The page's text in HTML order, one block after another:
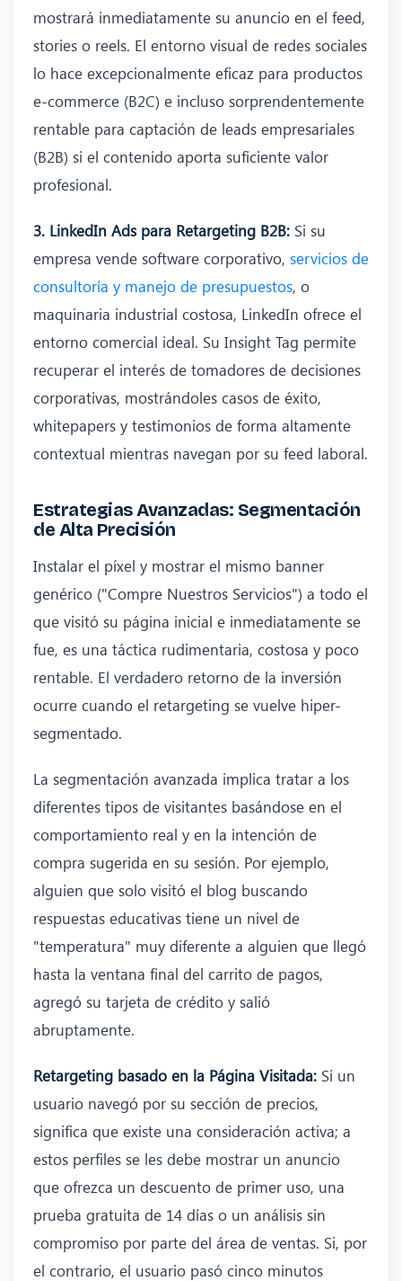
mostrará inmediatamente su anuncio en el feed,
stories o reels. El entorno visual de redes sociales
lo hace excepcionalmente eficaz para productos
e-commerce (B2C) e incluso sorprendentemente
rentable para captación de leads empresariales
(B2B) si el contenido aporta suficiente valor
profesional.
3. LinkedIn Ads para Retargeting B2B: Si su
empresa vende software corporativo, servicios de
consultoría y manejo de presupuestos, o
maquinaria industrial costosa, LinkedIn ofrece el
entorno comercial ideal. Su Insight Tag permite
recuperar el interés de tomadores de decisiones
corporativas, mostrándoles casos de éxito,
whitepapers y testimonios de forma altamente
contextual mientras navegan por su feed laboral.
Estrategias Avanzadas: Segmentación
de Alta Precisión
Instalar el píxel y mostrar el mismo banner
genérico ("Compre Nuestros Servicios") a todo el
que visitó su página inicial e inmediatamente se
fue, es una táctica rudimentaria, costosa y poco
rentable. El verdadero retorno de la inversión
ocurre cuando el retargeting se vuelve hiper-
segmentado.
La segmentación avanzada implica tratar a los
diferentes tipos de visitantes basándose en el
comportamiento real y en la intención de
compra sugerida en su sesión. Por ejemplo,
alguien que solo visitó el blog buscando
respuestas educativas tiene un nivel de
"temperatura" muy diferente a alguien que llegó
hasta la ventana final del carrito de pagos,
agregó su tarjeta de crédito y salió
abruptamente.
Retargeting basado en la Página Visitada: Si un
usuario navegó por su sección de precios,
significa que existe una consideración activa; a
estos perfiles se les debe mostrar un anuncio
que ofrezca un descuento de primer uso, una
prueba gratuita de 14 días o un análisis sin
compromiso por parte del área de ventas. Si, por
el contrario, el usuario pasó cinco minutos